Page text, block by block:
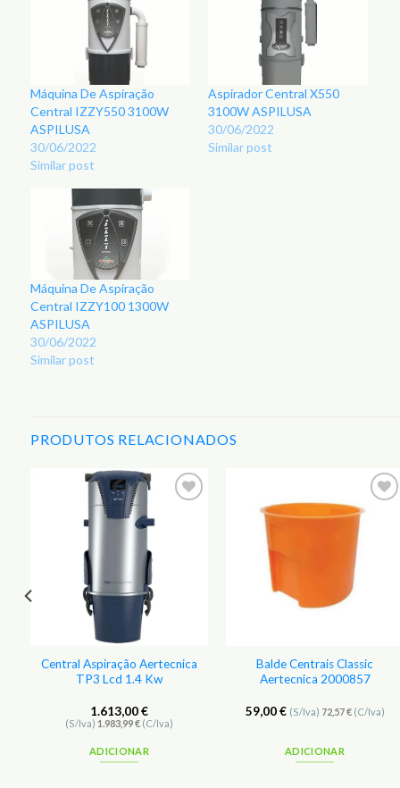
Máquina De Aspiração
Central IZZY550 3100W
ASPILUSA
30/06/2022
Similar post
Aspirador Central X550
3100W ASPILUSA
30/06/2022
Similar post
Máquina De Aspiração
Central IZZY100 1300W
ASPILUSA
30/06/2022
Similar post
PRODUTOS RELACIONADOS
Central Aspiração Aertecnica
TP3 Lcd 1.4 Kw
1.613,00€
(S/Iva) 1.983,99€ (C/Iva)
ADICIONAR
Adicionar
Favoritos
Balde Centrais Classic
Aertecnica 2000857
59,00€ (S/Iva) 72,57€(C/Iva)
ADICIONAR